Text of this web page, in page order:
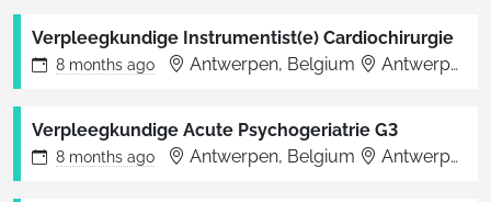
Verpleegkundige Instrumentist(e) Cardiochirurgie
8 months ago Antwerpen, Belgium Antwerpen
Verpleegkundige Acute Psychogeriatrie G3
8 months ago Antwerpen, Belgium Antwerpen